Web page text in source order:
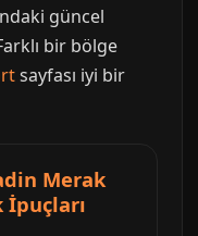
güncel
bir bölge
sayfası iyi bir
Merak
İpuçları